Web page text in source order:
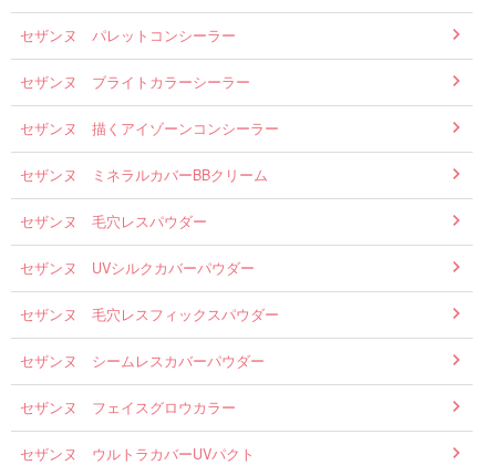
セザンヌ パレットコンシーラー
セザンヌ ブライトカラーシーラー
セザンヌ 描くアイゾーンコンシーラー
セザンヌ ミネラルカバーBBクリーム
セザンヌ 毛穴レスパウダー
セザンヌ UVシルクカバーパウダー
セザンヌ 毛穴レスフィックスパウダー
セザンヌ シームレスカバーパウダー
セザンヌ フェイスグロウカラー
セザンヌ ウルトラカバーUVパクト